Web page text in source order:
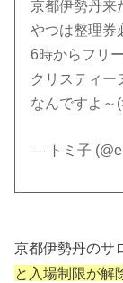
京都伊勢丹来
やつは整理券
6時からフリ
クリスティー
なんですよ～
— トミ子
京都伊勢丹のサ
と入場制限が解